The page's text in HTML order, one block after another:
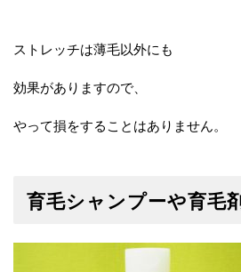
ストレッチは薄毛以外にも
効果がありますので、
やって損をすることはありません。
育毛シャンプーや育毛